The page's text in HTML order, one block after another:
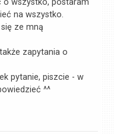
o wszystko, postaram
na wszystko.
ze mną
zapytania o
pytanie, piszcie - w
^^